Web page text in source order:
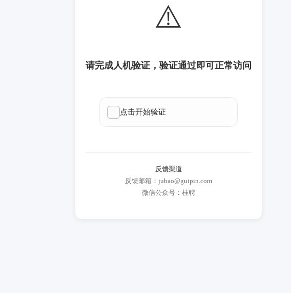
⚠️
请完成人机验证，验证通过即可正常访问
反馈渠道
反馈邮箱：jubao@guipin.com
微信公众号：桂聘